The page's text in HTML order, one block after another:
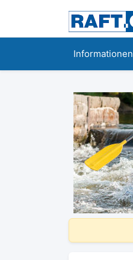
Informationen